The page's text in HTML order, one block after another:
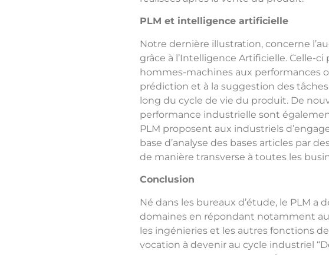
PLM et intelligence artificielle
Notre dernière illustration, concerne
grâce à l’Intelligence Artificielle. Celle-
hommes-machines aux performances
prédiction et à la suggestion des
long du cycle de vie du produit. De
performance industrielle sont
PLM proposent aux industriels
base d’analyse des bases articles par
de manière transverse à toutes les
Conclusion
Né dans les bureaux d’étude, le PLM a
domaines en répondant notamment
les ingénieries et les autres fonctions
vocation à devenir au cycle industriel